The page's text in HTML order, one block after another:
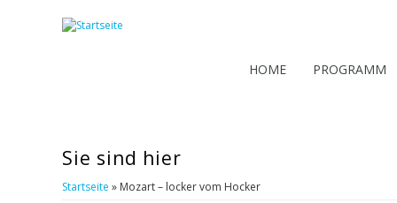
HOME PROGRAMM
Sie sind hier
Startseite » Mozart – locker vom Hocker